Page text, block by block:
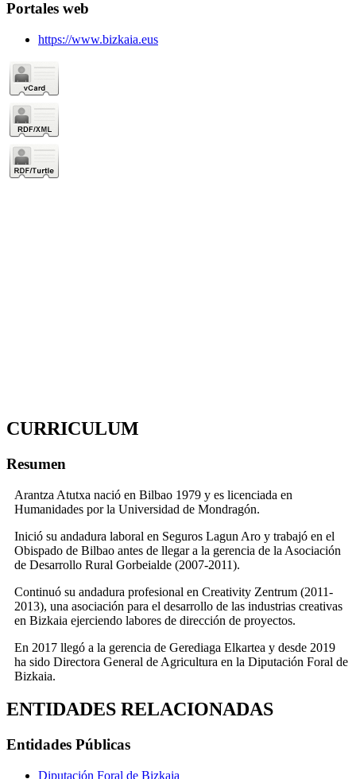
Portales web
https://www.bizkaia.eus
CURRICULUM
Resumen
Arantza Atutxa nació en Bilbao 1979 y es licenciada en
Humanidades por la Universidad de Mondragón.
Inició su andadura laboral en Seguros Lagun Aro y trabajó en el
Obispado de Bilbao antes de llegar a la gerencia de la Asociación
de Desarrollo Rural Gorbeialde (2007-2011).
Continuó su andadura profesional en Creativity Zentrum (2011-
2013), una asociación para el desarrollo de las industrias creativas
en Bizkaia ejerciendo labores de dirección de proyectos.
En 2017 llegó a la gerencia de Gerediaga Elkartea y desde 2019
ha sido Directora General de Agricultura en la Diputación Foral de
Bizkaia.
ENTIDADES RELACIONADAS
Entidades Públicas
Diputación Foral de Bizkaia